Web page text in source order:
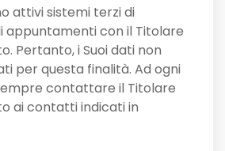
attivi sistemi terzi di
appuntamenti con il Titolare
Pertanto, i Suoi dati non
per questa finalità. Ad ogni
contattare il Titolare
ai contatti indicati in